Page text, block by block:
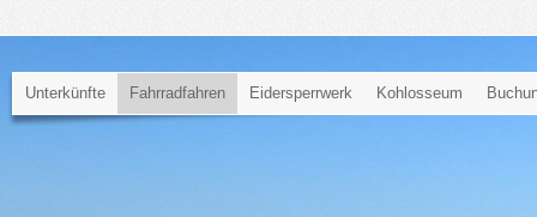
Unterkünfte Fahrradfahren Eidersperrwerk Kohlosseum